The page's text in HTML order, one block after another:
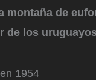
montaña de
los
1954